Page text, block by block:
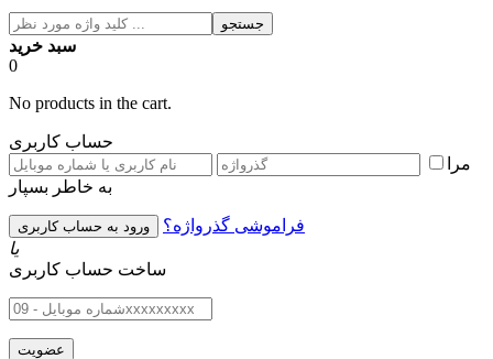
جستجو
سبد خرید
0
No products in the cart.
حساب کاربری
مرا
به خاطر بسپار
فراموشی گذرواژه؟
یا
ساخت حساب کاربری